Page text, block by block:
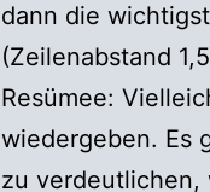
dann die
(Zeilenabstand
Resümee:
wiedergeben. Es
zu verdeutlichen,